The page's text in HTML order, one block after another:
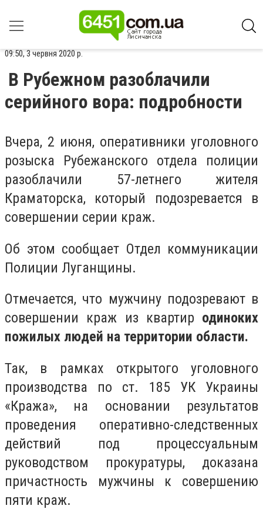
09:50, 3 червня 2020 р.
В Рубежном разоблачили
серийного вора: подробности
Вчера, 2 июня, оперативники уголовного
розыска Рубежанского отдела полиции
разоблачили 57-летнего жителя
Краматорска, который подозревается в
совершении серии краж.
Об этом сообщает Отдел коммуникации
Полиции Луганщины.
Отмечается, что мужчину подозревают в
совершении краж из квартир одиноких
пожилых людей на территории области.
Так, в рамках открытого уголовного
производства по ст. 185 УК Украины
«Кража», на основании результатов
проведения оперативно-следственных
действий под процессуальным
руководством прокуратуры, доказана
причастность мужчины к совершению
пяти краж.